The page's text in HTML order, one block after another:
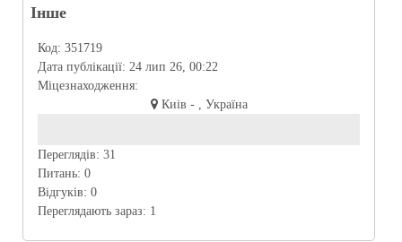
Інше
Код: 351719
Дата публікації: 24 лип 26, 00:22
Міцезнаходження:
Киів - , Україна
Переглядів: 31
Питань: 0
Відгуків: 0
Переглядають зараз: 1